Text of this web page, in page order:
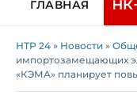
ГЛАВНАЯ
НТР 24 » Новости »
импортозамещающих
«КЭМА» планирует